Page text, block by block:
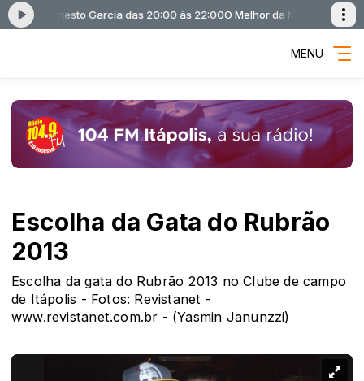
- Ernesto Garcia das 20:00 às 22:00O Melhor da Noite com O
MENU
Escolha da Gata do Rubrão
2013
Escolha da gata do Rubrão 2013 no Clube de campo
de Itápolis - Fotos: Revistanet -
www.revistanet.com.br - (Yasmin Janunzzi)